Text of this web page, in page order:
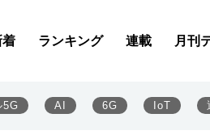
着 ランキング 連載 月刊
5G AI 6G IoT